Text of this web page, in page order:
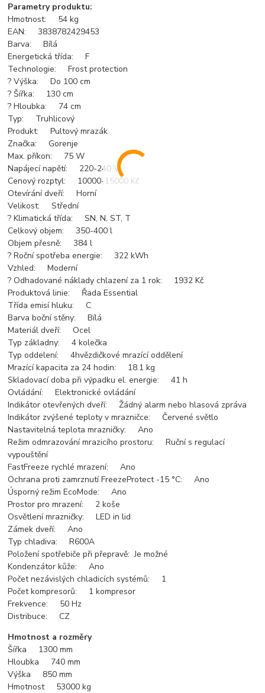
Parametry produktu:
Hmotnost: 54 kg
EAN: 3838782429453
Barva: Bílá
Energetická třída: F
Technologie: Frost protection
? Výška: Do 100 cm
? Šířka: 130 cm
? Hloubka: 74 cm
Typ: Truhlicový
Produkt: Pultový mrazák
Značka: Gorenje
Max. příkon: 75 W
Napájecí napětí: 220-240 V
Cenový rozptyl: 10000-15000 Kč
Otevírání dveří: Horní
Velikost: Střední
? Klimatická třída: SN, N, ST, T
Celkový objem: 350-400 l
Objem přesně: 384 l
? Roční spotřeba energie: 322 kWh
Vzhled: Moderní
? Odhadované náklady chlazení za 1 rok: 1932 Kč
Produktová linie: Řada Essential
Třída emisí hluku: C
Barva boční stěny: Bílá
Materiál dveří: Ocel
Typ základny: 4 kolečka
Typ oddelení: 4hvězdičkové mrazící oddělení
Mrazící kapacita za 24 hodin: 18.1 kg
Skladovací doba při výpadku el. energie: 41 h
Ovládání: Elektronické ovládání
Indikátor otevřených dveří: Žádný alarm nebo hlasová zpráva
Indikátor zvýšené teploty v mrazničce: Červené světlo
Nastavitelná teplota mrazničky: Ano
Režim odmrazování mrazicího prostoru: Ruční s regulací
vypouštění
FastFreeze rychlé mrazení: Ano
Ochrana proti zamrznutí FreezeProtect -15 °C: Ano
Úsporný režim EcoMode: Ano
Prostor pro mrazení: 2 koše
Osvětlení mrazničky: LED in lid
Zámek dveří: Ano
Typ chladiva: R600A
Položení spotřebiče při přepravě: Je možné
Kondenzátor kůže: Ano
Počet nezávislých chladicích systémů: 1
Počet kompresorů: 1 kompresor
Frekvence: 50 Hz
Distribuce: CZ
Hmotnost a rozměry
Šířka 1300 mm
Hloubka 740 mm
Výška 850 mm
Hmotnost 53000 kg